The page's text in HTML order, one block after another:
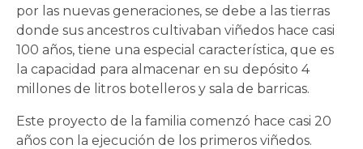
por las nuevas generaciones, se debe a las tierras
donde sus ancestros cultivaban viñedos hace casi
100 años, tiene una especial característica, que es
la capacidad para almacenar en su depósito 4
millones de litros botelleros y sala de barricas.
Este proyecto de la familia comenzó hace casi 20
años con la ejecución de los primeros viñedos.